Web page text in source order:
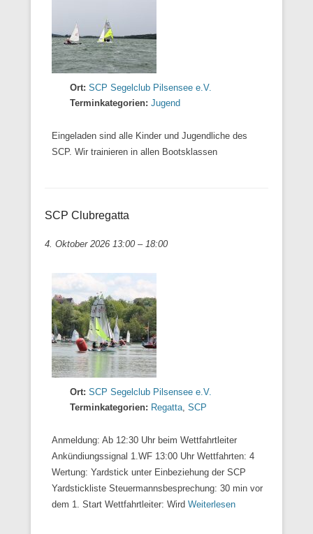
Ort: SCP Segelclub Pilsensee e.V.
Terminkategorien: Jugend
Eingeladen sind alle Kinder und Jugendliche des
SCP. Wir trainieren in allen Bootsklassen
SCP Clubregatta
4. Oktober 2026 13:00 – 18:00
Ort: SCP Segelclub Pilsensee e.V.
Terminkategorien: Regatta, SCP
Anmeldung: Ab 12:30 Uhr beim Wettfahrtleiter
Ankündiungssignal 1.WF 13:00 Uhr Wettfahrten: 4
Wertung: Yardstick unter Einbeziehung der SCP
Yardstickliste Steuermannsbesprechung: 30 min vor
dem 1. Start Wettfahrtleiter: Wird Weiterlesen